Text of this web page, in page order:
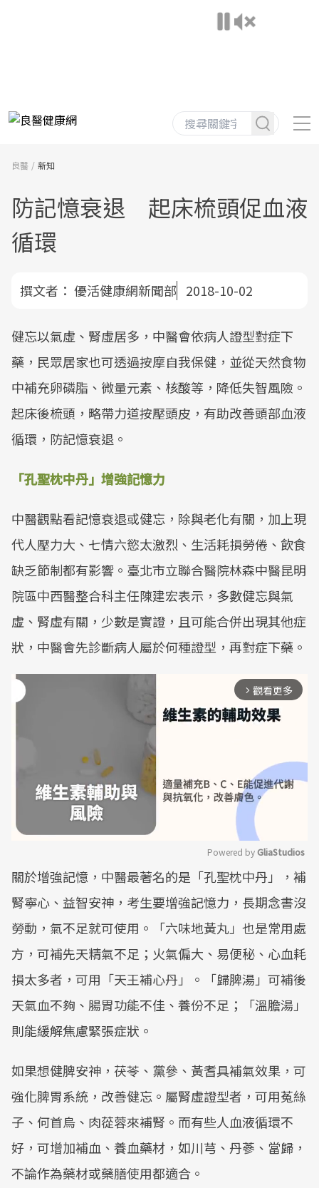
良醫 新知
防記憶衰退 起床梳頭促血液
循環
撰文者： 優活健康網新聞部 2018-10-02
健忘以氣虛、腎虛居多，中醫會依病人證型對症下
藥，民眾居家也可透過按摩自我保健，並從天然食物
中補充卵磷脂、微量元素、核酸等，降低失智風險。
起床後梳頭，略帶力道按壓頭皮，有助改善頭部血液
循環，防記憶衰退。
「孔聖枕中丹」增強記憶力
中醫觀點看記憶衰退或健忘，除與老化有關，加上現
代人壓力大、七情六慾太激烈、生活耗損勞倦、飲食
缺乏節制都有影響。臺北市立聯合醫院林森中醫昆明
院區中西醫整合科主任陳建宏表示，多數健忘與氣
虛、腎虛有關，少數是實證，且可能合併出現其他症
狀，中醫會先診斷病人屬於何種證型，再對症下藥。
arrow_forward_ios 觀看更多
Mute
Powered by GliaStudios
關於增強記憶，中醫最著名的是「孔聖枕中丹」，補
腎寧心、益智安神，考生要增強記憶力，長期念書沒
勞動，氣不足就可使用。「六味地黃丸」也是常用處
方，可補先天精氣不足；火氣偏大、易便秘、心血耗
損太多者，可用「天王補心丹」。「歸脾湯」可補後
天氣血不夠、腸胃功能不佳、養份不足；「溫膽湯」
則能緩解焦慮緊張症狀。
如果想健脾安神，茯苓、黨參、黃耆具補氣效果，可
強化脾胃系統，改善健忘。屬腎虛證型者，可用菟絲
子、何首烏、肉蓯蓉來補腎。而有些人血液循環不
好，可增加補血、養血藥材，如川芎、丹蔘、當歸，
不論作為藥材或藥膳使用都適合。